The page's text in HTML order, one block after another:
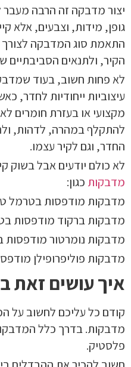
יצור מדבקה זה הרבה מעבר
גופן, מידות, וצבעים, אלא
התאמת סוג המדבקה לצורך
הקיר, ולתנאים הסביבתיים
לא פחות חשוב, בעוד
עיצוביות ייחודיות לחדר,
מקצועי או בעזרת חומרים
להתקלף במהרה, לדהות,
החדר, וגם לקיר עצמו.
לא כולם יודעים אבל בשוק
מדבקות כגון:
מדבקות מודפסות בטרמל
מדבקות ברקוד מודפסות
מדבקות נומרטור
מדבקות פוליפרופילן
איך עושים זאת
קודם כל עליכם לחשוב על
מדבקות. בדרך כלל
פלסטיק.